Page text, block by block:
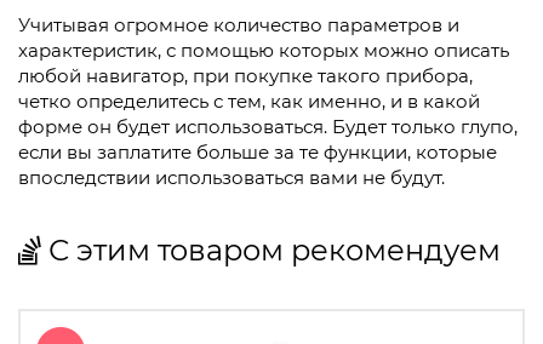
Учитывая огромное количество параметров и
характеристик, с помощью которых можно описать
любой навигатор, при покупке такого прибора,
четко определитесь с тем, как именно, и в какой
форме он будет использоваться. Будет только глупо,
если вы заплатите больше за те функции, которые
впоследствии использоваться вами не будут.
С этим товаром рекомендуем